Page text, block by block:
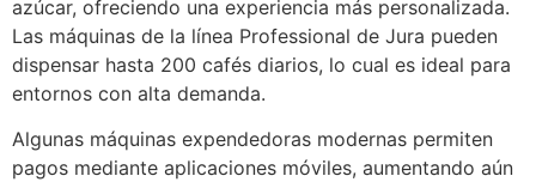
azúcar, ofreciendo una experiencia más personalizada.
Las máquinas de la línea Professional de Jura pueden
dispensar hasta 200 cafés diarios, lo cual es ideal para
entornos con alta demanda.
Algunas máquinas expendedoras modernas permiten
pagos mediante aplicaciones móviles, aumentando aún